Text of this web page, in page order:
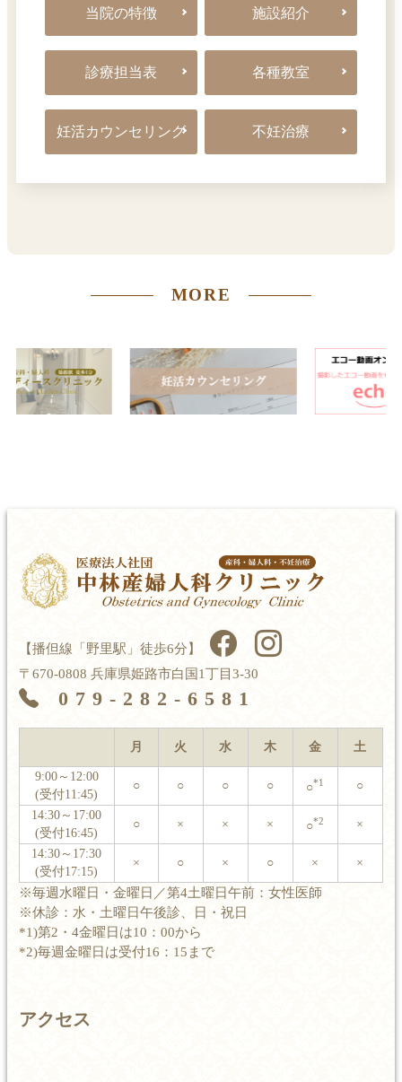
当院の特徴 施設紹介
診療担当表 各種教室
妊活カウンセリング 不妊治療
MORE
【播但線「野里駅」徒歩6分】
〒670-0808 兵庫県姫路市白国1丁目3-30
079-282-6581
月 火 水 木 金 土
9:00～12:00
(受付11:45)
○ ○ ○ ○ ○*1 ○
14:30～17:00
(受付16:45)
○ × × × ○*2 ×
14:30～17:30
(受付17:15)
× ○ × ○ × ×
※毎週水曜日・金曜日／第4土曜日午前：女性医師
※休診：水・土曜日午後診、日・祝日
*1)第2・4金曜日は10：00から
*2)毎週金曜日は受付16：15まで
アクセス